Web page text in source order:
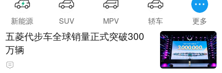
新能源 SUV MPV 轿车 更多
五菱代步车全球销量正式突破300
万辆